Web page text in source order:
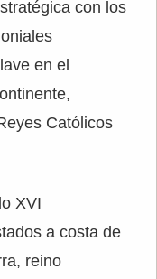
con los
en el
Católicos
XVI
a costa de
reino